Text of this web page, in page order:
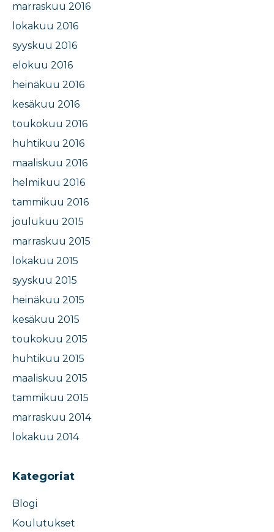
marraskuu 2016
lokakuu 2016
syyskuu 2016
elokuu 2016
heinäkuu 2016
kesäkuu 2016
toukokuu 2016
huhtikuu 2016
maaliskuu 2016
helmikuu 2016
tammikuu 2016
joulukuu 2015
marraskuu 2015
lokakuu 2015
syyskuu 2015
heinäkuu 2015
kesäkuu 2015
toukokuu 2015
huhtikuu 2015
maaliskuu 2015
tammikuu 2015
marraskuu 2014
lokakuu 2014
Kategoriat
Blogi
Koulutukset